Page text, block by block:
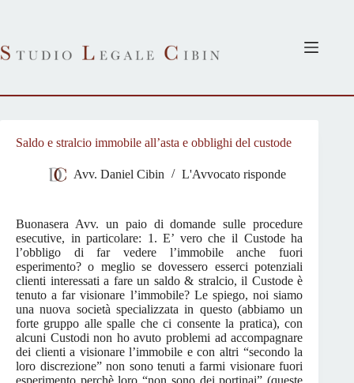
Saldo e stralcio immobile all’asta e obblighi del custode
Avv. Daniel Cibin L'Avvocato risponde
Buonasera Avv. un paio di domande sulle procedure
esecutive, in particolare: 1. E’ vero che il Custode ha
l’obbligo di far vedere l’immobile anche fuori
esperimento? o meglio se dovessero esserci potenziali
clienti interessati a fare un saldo & stralcio, il Custode è
tenuto a far visionare l’immobile? Le spiego, noi siamo
una nuova società specializzata in questo (abbiamo un
forte gruppo alle spalle che ci consente la pratica), con
alcuni Custodi non ho avuto problemi ad accompagnare
dei clienti a visionare l’immobile e con altri “secondo la
loro discrezione” non sono tenuti a farmi visionare fuori
esperimento perchè loro “non sono dei portinai” (queste